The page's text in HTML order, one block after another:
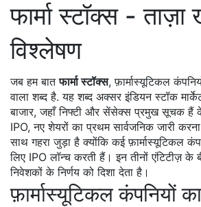
फार्मा स्टॉक्स -
विश्लेषण
जब हम बातफार्मा स्टॉक्स,फ़ार्मास्यूटिकल
वाला शब्द है. यह शब्द अक्सरइंडियन स्टॉक
बाजार, जहाँ निफ्टी और सेंसेक्स प्रमुख सूचक हैं
IPO,नए शेयरों का प्रथम सार्वजनिक जारी करना
साथ गहरा जुड़ा है क्योंकि कई फ़ार्मास्यूटिकल
लिए IPO लॉन्च करती हैं। इन तीनों एंटिटीज़
निवेशकों के निर्णय को दिशा देता है।
फ़ार्मास्यूटिकल कंपनियों